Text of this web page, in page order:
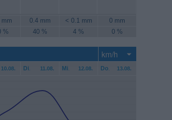
0.4 mm < 0.1 mm
0 mm
% 40 % 4 % 0 %
10.08. Di. 11.08. Mi. 12.08. Do. 13.08.